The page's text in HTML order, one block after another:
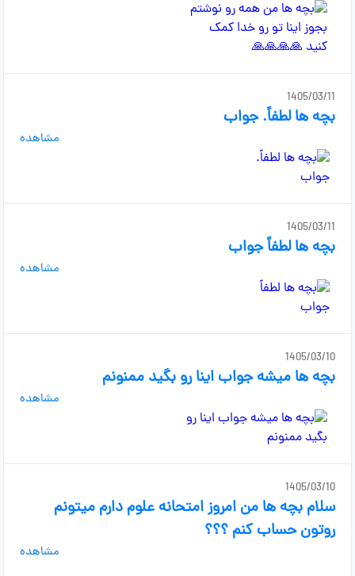
1405/03/11
بچه ها لطفاً. جواب
مشاهده
1405/03/11
بچه ها لطفاً جواب
مشاهده
1405/03/10
بچه ها میشه جواب اینا رو بگید ممنونم
مشاهده
1405/03/10
سلام بچه ها من امروز امتحانه علوم دارم میتونم
روتون حساب کنم ؟؟؟
مشاهده